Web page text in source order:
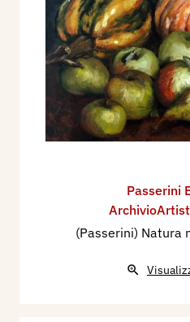
Passerini
(Passerini) Natura